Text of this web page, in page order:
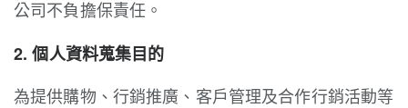
公司不負擔保責任。
2. 個人資料蒐集目的
為提供購物、行銷推廣、客戶管理及合作行銷活動等